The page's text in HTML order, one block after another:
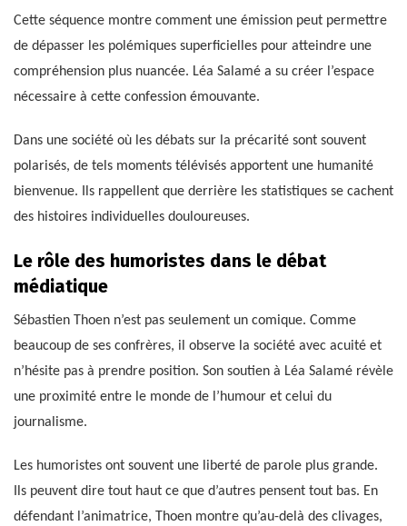
Cette séquence montre comment une émission peut permettre
de dépasser les polémiques superficielles pour atteindre une
compréhension plus nuancée. Léa Salamé a su créer l’espace
nécessaire à cette confession émouvante.
Dans une société où les débats sur la précarité sont souvent
polarisés, de tels moments télévisés apportent une humanité
bienvenue. Ils rappellent que derrière les statistiques se cachent
des histoires individuelles douloureuses.
Le rôle des humoristes dans le débat
médiatique
Sébastien Thoen n’est pas seulement un comique. Comme
beaucoup de ses confrères, il observe la société avec acuité et
n’hésite pas à prendre position. Son soutien à Léa Salamé révèle
une proximité entre le monde de l’humour et celui du
journalisme.
Les humoristes ont souvent une liberté de parole plus grande.
Ils peuvent dire tout haut ce que d’autres pensent tout bas. En
défendant l’animatrice, Thoen montre qu’au-delà des clivages,